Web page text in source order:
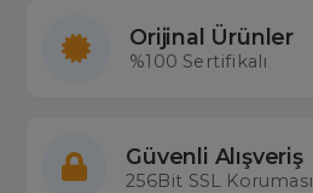
Orijinal Ürünler
%100 Sertifikalı
Güvenli Alışveriş
256Bit SSL Koruması